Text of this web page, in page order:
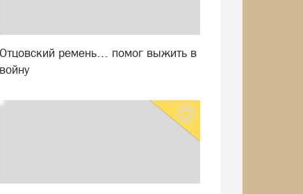
Отцовский ремень… помог выжить в
войну